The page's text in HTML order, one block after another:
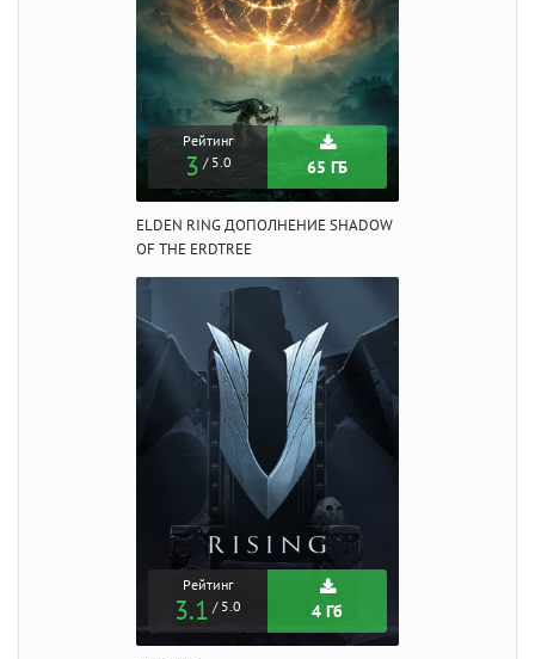
Рейтинг
3 / 5.0 65 ГБ
ELDEN RING ДОПОЛНЕНИЕ SHADOW
OF THE ERDTREE
Рейтинг
3.1 / 5.0 4 Гб